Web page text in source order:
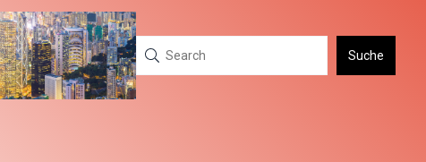
Suche